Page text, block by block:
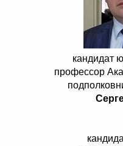
кандидат
профессор